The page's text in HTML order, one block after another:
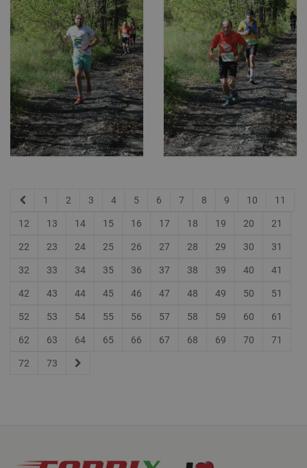
1 2 3 4 5 6 7 8 9 10 11
12 13 14 15 16 17 18 19 20 21
22 23 24 25 26 27 28 29 30 31
32 33 34 35 36 37 38 39 40 41
42 43 44 45 46 47 48 49 50 51
52 53 54 55 56 57 58 59 60 61
62 63 64 65 66 67 68 69 70 71
72 73